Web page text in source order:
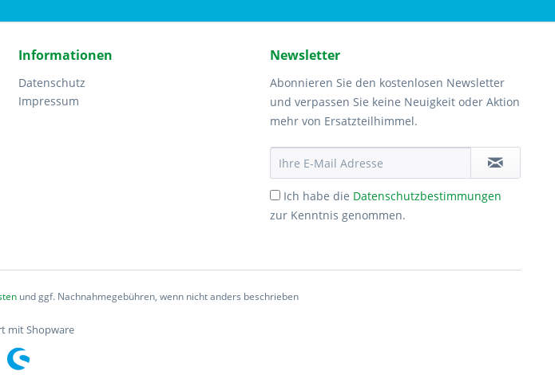
Informationen
Datenschutz
Impressum
Newsletter
Abonnieren Sie den kostenlosen Newsletter
und verpassen Sie keine Neuigkeit oder Aktion
mehr von Ersatzteilhimmel.
Ich habe die Datenschutzbestimmungen
zur Kenntnis genommen.
und ggf. Nachnahmegebühren, wenn nicht anders beschrieben
mit Shopware